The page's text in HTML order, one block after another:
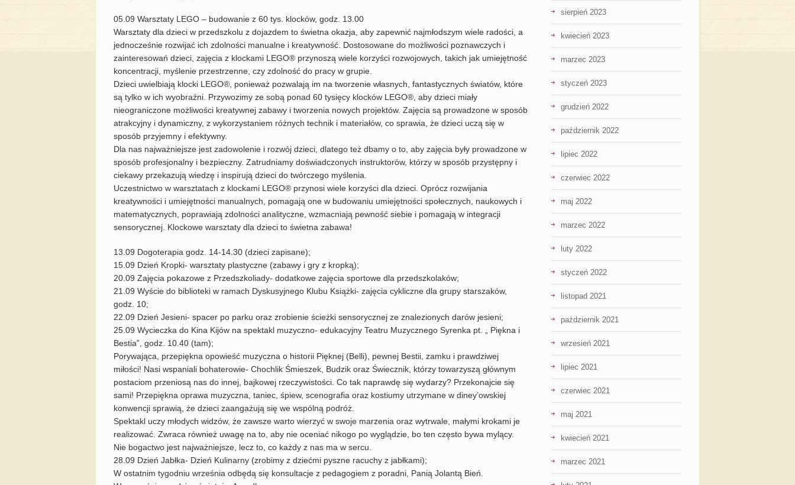
05.09 Warsztaty LEGO – budowanie z 60 tys. klocków, godz. 13.00
Warsztaty dla dzieci w przedszkolu z dojazdem to świetna okazja, aby zapewnić najmłodszym wiele radości, a
jednocześnie rozwijać ich zdolności manualne i kreatywność. Dostosowane do możliwości poznawczych i
zainteresowań dzieci, zajęcia z klockami LEGO® przynoszą wiele korzyści rozwojowych, takich jak umiejętność
koncentracji, myślenie przestrzenne, czy zdolność do pracy w grupie.
Dzieci uwielbiają klocki LEGO®, ponieważ pozwalają im na tworzenie własnych, fantastycznych światów, które
są tylko w ich wyobraźni. Przywozimy ze sobą ponad 60 tysięcy klocków LEGO®, aby dzieci miały
nieograniczone możliwości kreatywnej zabawy i tworzenia nowych projektów. Zajęcia są prowadzone w sposób
atrakcyjny i dynamiczny, z wykorzystaniem różnych technik i materiałów, co sprawia, że dzieci uczą się w
sposób przyjemny i efektywny.
Dla nas najważniejsze jest zadowolenie i rozwój dzieci, dlatego też dbamy o to, aby zajęcia były prowadzone w
sposób profesjonalny i bezpieczny. Zatrudniamy doświadczonych instruktorów, którzy w sposób przystępny i
ciekawy przekazują wiedzę i inspirują dzieci do twórczego myślenia.
Uczestnictwo w warsztatach z klockami LEGO® przynosi wiele korzyści dla dzieci. Oprócz rozwijania
kreatywności i umiejętności manualnych, pomagają one w budowaniu umiejętności społecznych, naukowych i
matematycznych, poprawiają zdolności analityczne, wzmacniają pewność siebie i pomagają w integracji
sensorycznej. Klockowe warsztaty dla dzieci to świetna zabawa!
13.09 Dogoterapia godz. 14-14.30 (dzieci zapisane);
15.09 Dzień Kropki- warsztaty plastyczne (zabawy i gry z kropką);
20.09 Zajęcia pokazowe z Przedszkoliady- dodatkowe zajęcia sportowe dla przedszkolaków;
21.09 Wyście do biblioteki w ramach Dyskusyjnego Klubu Książki- zajęcia cykliczne dla grupy starszaków,
godz. 10;
22.09 Dzień Jesieni- spacer po parku oraz zrobienie ścieżki sensorycznej ze znalezionych darów jesieni;
25.09 Wycieczka do Kina Kijów na spektakl muzyczno- edukacyjny Teatru Muzycznego Syrenka pt. „ Piękna i
Bestia”, godz. 10.40 (tam);
Porywająca, przepiękna opowieść muzyczna o historii Pięknej (Belli), pewnej Bestii, zamku i prawdziwej
miłości! Nasi wspaniali bohaterowie- Chochlik Śmieszek, Budzik oraz Świecznik, którzy towarzyszą głównym
postaciom przeniosą nas do innej, bajkowej rzeczywistości. Co tak naprawdę się wydarzy? Przekonajcie się
sami! Przepiękna oprawa muzyczna, taniec, śpiew, scenografia oraz kostiumy utrzymane w diney’owskiej
konwencji sprawią, że dzieci zaangażują się we wspólną podróż.
Spektakl uczy młodych widzów, że zawsze warto wierzyć w swoje marzenia oraz wytrwale, małymi krokami je
realizować. Zwraca również uwagę na to, aby nie oceniać nikogo po wyglądzie, bo ten często bywa mylący.
Nie bogactwo jest najważniejsze, lecz to, co każdy z nas ma w sercu.
28.09 Dzień Jabłka- Dzień Kulinarny (zrobimy z dziećmi pyszne racuchy z jabłkami);
W ostatnim tygodniu września odbędą się konsultacje z pedagogiem z poradni, Panią Jolantą Bień.
sierpień 2023
kwiecień 2023
marzec 2023
styczeń 2023
grudzień 2022
październik 2022
lipiec 2022
czerwiec 2022
maj 2022
marzec 2022
luty 2022
styczeń 2022
listopad 2021
październik 2021
wrzesień 2021
lipiec 2021
czerwiec 2021
maj 2021
kwiecień 2021
marzec 2021